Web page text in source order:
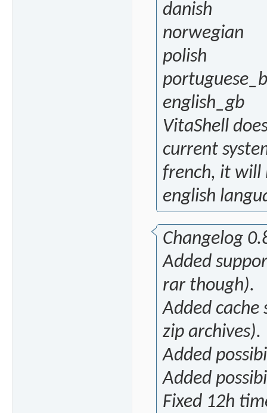
danish
norwegian
polish
english_gb
VitaShell
current
french, it will
english
Changelog
Added
rar though).
Added
zip archives).
Added
Added
Fixed 12h